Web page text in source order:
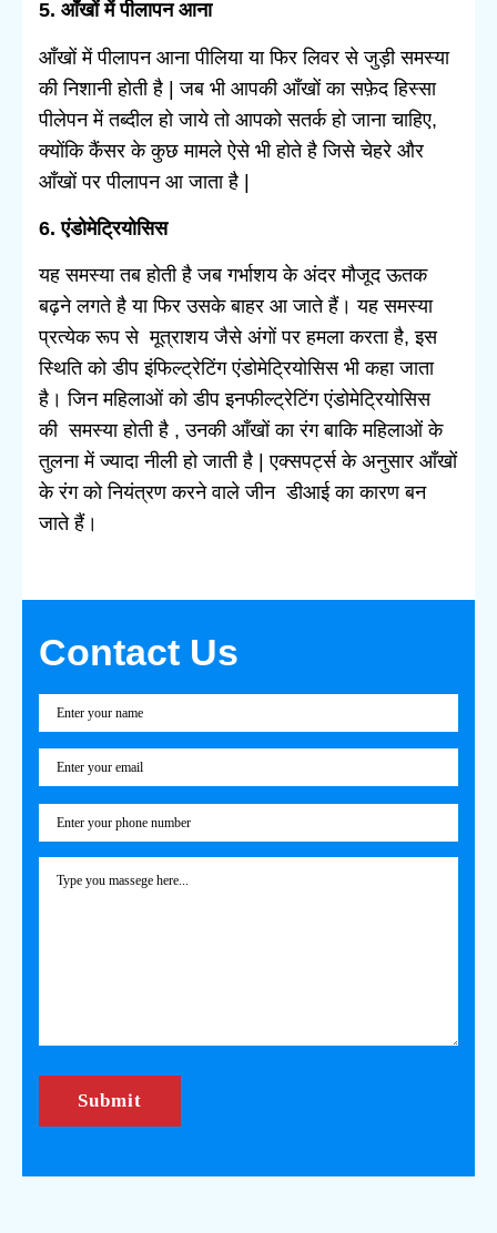
5. आँखों में पीलापन आना
आँखों में पीलापन आना पीलिया या फिर लिवर से जुड़ी समस्या
की निशानी होती है | जब भी आपकी आँखों का सफ़ेद हिस्सा
पीलेपन में तब्दील हो जाये तो आपको सतर्क हो जाना चाहिए,
क्योंकि कैंसर के कुछ मामले ऐसे भी होते है जिसे चेहरे और
आँखों पर पीलापन आ जाता है |
6. एंडोमेट्रियोसिस
यह समस्या तब होती है जब गर्भाशय के अंदर मौजूद ऊतक
बढ़ने लगते है या फिर उसके बाहर आ जाते हैं। यह समस्या
प्रत्येक रूप से मूत्राशय जैसे अंगों पर हमला करता है, इस
स्थिति को डीप इंफिल्ट्रेटिंग एंडोमेट्रियोसिस भी कहा जाता
है। जिन महिलाओं को डीप इनफील्ट्रेटिंग एंडोमेट्रियोसिस
की समस्या होती है , उनकी आँखों का रंग बाकि महिलाओं के
तुलना में ज्यादा नीली हो जाती है | एक्सपर्ट्स के अनुसार आँखों
के रंग को नियंत्रण करने वाले जीन डीआई का कारण बन
जाते हैं।
Contact Us